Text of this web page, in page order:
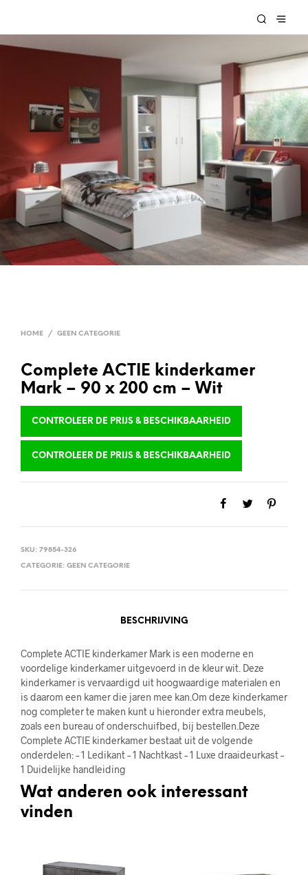
HOME / GEEN CATEGORIE
Complete ACTIE kinderkamer
Mark – 90 x 200 cm – Wit
CONTROLEER DE PRIJS & BESCHIKBAARHEID
CONTROLEER DE PRIJS & BESCHIKBAARHEID
SKU: 79854-326
CATEGORIE: GEEN CATEGORIE
BESCHRIJVING
Complete ACTIE kinderkamer Mark is een moderne en
voordelige kinderkamer uitgevoerd in de kleur wit. Deze
kinderkamer is vervaardigd uit hoogwaardige materialen en
is daarom een kamer die jaren mee kan.Om deze kinderkamer
nog completer te maken kunt u hieronder extra meubels,
zoals een bureau of onderschuifbed, bij bestellen.Deze
Complete ACTIE kinderkamer bestaat uit de volgende
onderdelen: – 1 Ledikant – 1 Nachtkast – 1 Luxe draaideurkast –
1 Duidelijke handleiding
Wat anderen ook interessant
vinden